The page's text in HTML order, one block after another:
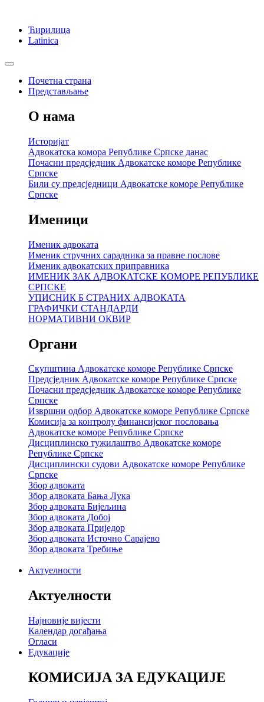
Ћирилица
Latinica
Почетна страна
Представљање
О нама
Историјат
Адвокатска комора Републике Српске данас
Почасни предсједник Адвокатске коморе Републике
Српске
Били су предсједници Адвокатске коморе Републике
Српске
Именици
Именик адвоката
Именик стручних сарадника за правне послове
Именик адвокатских приправника
ИМЕНИК ЗАК АДВОКАТСКЕ КОМОРЕ РЕПУБЛИКЕ
СРПСКЕ
УПИСНИК Б СТРАНИХ АДВОКАТА
ГРАФИЧКИ СТАНДАРДИ
НОРМАТИВНИ ОКВИР
Органи
Скупштина Адвокатске коморе Републике Српске
Предсједник Адвокатске коморе Републике Српске
Почасни предсједник Адвокатске коморе Републике
Српске
Извршни одбор Адвокатске коморе Републике Српске
Комисија за контролу финансијског пословања
Адвокатске коморе Републике Српске
Дисциплинско тужилаштво Адвокатске коморе
Републике Српске
Дисциплински судови Адвокатске коморе Републике
Српске
Збор адвоката
Збор адвоката Бања Лука
Збор адвоката Бијељина
Збор адвоката Добој
Збор адвоката Приједор
Збор адвоката Источно Сарајево
Збор адвоката Требиње
Актуелности
Актуелности
Најновије вијести
Календар догађања
Огласи
Едукације
КОМИСИЈА ЗА ЕДУКАЦИЈЕ